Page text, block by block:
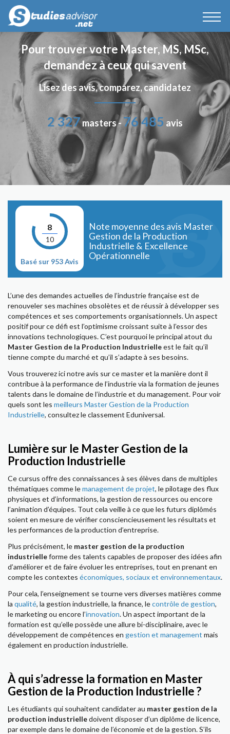
Pour trouver votre Master, MS, MSc,
demandez à ceux qui savent
Lisez des avis, comparez, candidatez
2 327masters -76 485 avis
8
10
Basé sur 953 Avis
Note moyenne des avis Master
Gestion de la Production
Industrielle & Excellence
Opérationnelle
L’une des demandes actuelles de l’industrie française est de
renouveler ses machines obsolètes et de réussir à développer ses
compétences et ses comportements organisationnels. Un aspect
positif pour ce défi est l’optimisme croissant suite à l’essor des
innovations technologiques. C’est pourquoi le principal atout du
Master Gestion de la Production Industrielleest le fait qu’il
tienne compte du marché et qu’il s’adapte à ses besoins.
Vous trouverez ici notre avis sur ce master et la manière dont il
contribue à la performance de l’industrie via la formation de jeunes
talents dans le domaine de l’industrie et du management. Pour voir
quels sont les meilleurs Master Gestion de la Production
Industrielle, consultez le classement Eduniversal.
Lumière sur le Master Gestion de la
Production Industrielle
Ce cursus offre des connaissances à ses élèves dans de multiples
thématiques comme lemanagement de projet, le pilotage des flux
physiques et d’informations, la gestion de ressources ou encore
l’animation d’équipes. Tout cela veille à ce que les futurs diplômés
soient en mesure de vérifier consciencieusement les résultats et
les performances de la production d’entreprise.
Plus précisément, le master gestion de la production
industrielleforme des talents capables de proposer des idées afin
d’améliorer et de faire évoluer les entreprises, tout en prenant en
compte les contextes économiques, sociaux et environnementaux.
Pour cela, l’enseignement se tourne vers diverses matières comme
la qualité, la gestion industrielle, la finance, lecontrôle de gestion,
le marketing ou encore l’innovation. Un aspect important de la
formation est qu’elle possède une allure bi-disciplinaire, avec le
développement de compétences en gestion et management mais
également en production industrielle.
À qui s’adresse la formation en Master
Gestion de la Production Industrielle ?
Les étudiants qui souhaitent candidater au master gestion de la
production industrielledoivent disposer d’un diplôme de licence,
par exemple dans le domaine de l’économie et de la gestion. S’ils